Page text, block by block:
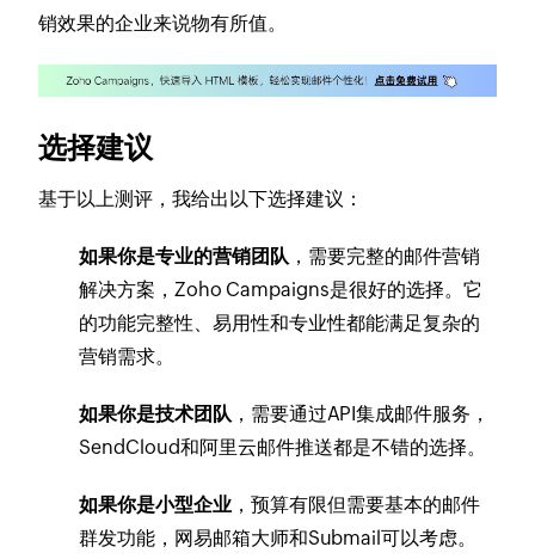
销效果的企业来说物有所值。
选择建议
基于以上测评，我给出以下选择建议：
如果你是专业的营销团队 ，需要完整的邮件营销
解决方案，Zoho Campaigns是很好的选择。它
的功能完整性、易用性和专业性都能满足复杂的
营销需求。
如果你是技术团队 ，需要通过API集成邮件服务，
SendCloud和阿里云邮件推送都是不错的选择。
如果你是小型企业 ，预算有限但需要基本的邮件
群发功能，网易邮箱大师和Submail可以考虑。